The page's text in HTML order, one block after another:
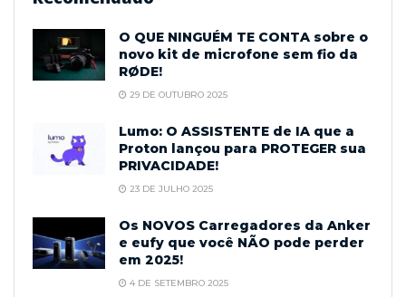
O QUE NINGUÉM TE CONTA sobre o
novo kit de microfone sem fio da
RØDE!
29 DE OUTUBRO 2025
Lumo: O ASSISTENTE de IA que a
Proton lançou para PROTEGER sua
PRIVACIDADE!
23 DE JULHO 2025
Os NOVOS Carregadores da Anker
e eufy que você NÃO pode perder
em 2025!
4 DE SETEMBRO 2025